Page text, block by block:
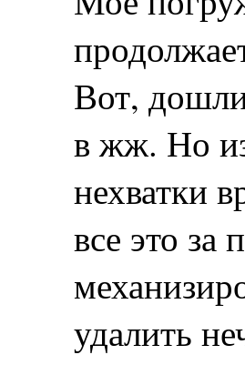
Вот,
в жж. Но
нехватки
все это за
удалить